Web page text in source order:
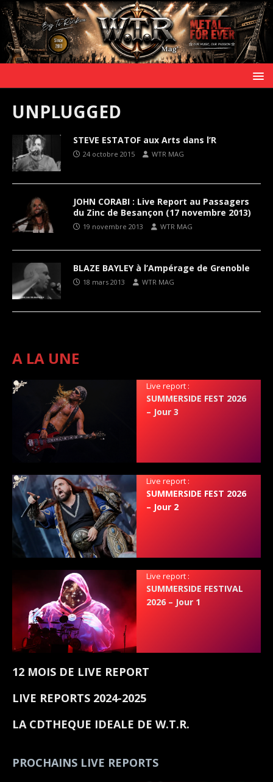
UNPLUGGED
STEVE ESTATOF aux Arts dans l’R
24 octobre 2015 WTR MAG
JOHN CORABI : Live Report au Passagers
du Zinc de Besançon (17 novembre 2013)
19 novembre 2013 WTR MAG
BLAZE BAYLEY à l’Ampérage de Grenoble
18 mars 2013 WTR MAG
A LA UNE
Live report :
SUMMERSIDE FEST 2026
– Jour 3
Live report :
SUMMERSIDE FEST 2026
– Jour 2
Live report :
SUMMERSIDE FESTIVAL
2026 – Jour 1
12 MOIS DE LIVE REPORT
LIVE REPORTS 2024-2025
LA CDTHEQUE IDEALE DE W.T.R.
PROCHAINS LIVE REPORTS